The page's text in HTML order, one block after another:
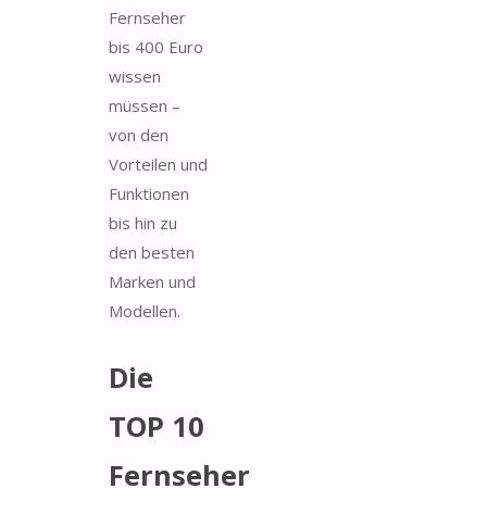
Fernseher
bis 400 Euro
wissen
müssen –
von den
Vorteilen und
Funktionen
bis hin zu
den besten
Marken und
Modellen.
Die
TOP 10
Fernseher